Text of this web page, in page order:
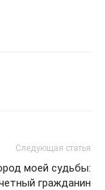
Следующая статья
моей судьбы:
гражданин